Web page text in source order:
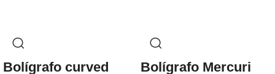
Bolígrafo curved
Bolígrafo Mercuri